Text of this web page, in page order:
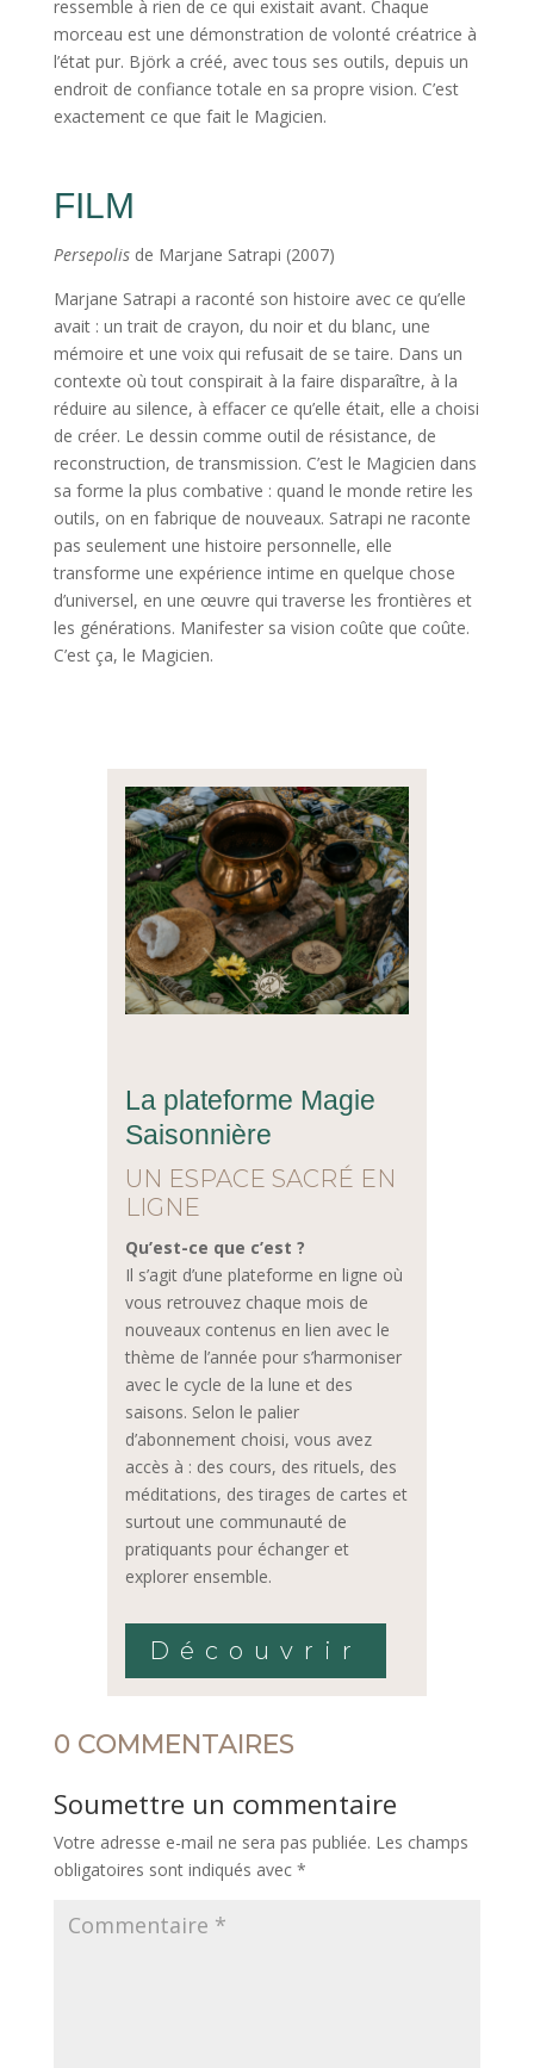
ressemble à rien de ce qui existait avant. Chaque
morceau est une démonstration de volonté créatrice à
l’état pur. Björk a créé, avec tous ses outils, depuis un
endroit de confiance totale en sa propre vision. C’est
exactement ce que fait le Magicien.
FILM
Persepolisde Marjane Satrapi (2007)
Marjane Satrapi a raconté son histoire avec ce qu’elle
avait : un trait de crayon, du noir et du blanc, une
mémoire et une voix qui refusait de se taire. Dans un
contexte où tout conspirait à la faire disparaître, à la
réduire au silence, à effacer ce qu’elle était, elle a choisi
de créer. Le dessin comme outil de résistance, de
reconstruction, de transmission. C’est le Magicien dans
sa forme la plus combative : quand le monde retire les
outils, on en fabrique de nouveaux. Satrapi ne raconte
pas seulement une histoire personnelle, elle
transforme une expérience intime en quelque chose
d’universel, en une œuvre qui traverse les frontières et
les générations. Manifester sa vision coûte que coûte.
C’est ça, le Magicien.
La plateforme Magie
Saisonnière
UN ESPACE SACRÉ EN
LIGNE
Qu’est-ce que c’est ?
Il s’agit d’une plateforme en ligne où
vous retrouvez chaque mois de
nouveaux contenus en lien avec le
thème de l’année pour s’harmoniser
avec le cycle de la lune et des
saisons. Selon le palier
d’abonnement choisi, vous avez
accès à : des cours, des rituels, des
méditations, des tirages de cartes et
surtout une communauté de
pratiquants pour échanger et
explorer ensemble.
Découvrir
0 COMMENTAIRES
Soumettre un commentaire
Votre adresse e-mail ne sera pas publiée. Les champs
obligatoires sont indiqués avec *